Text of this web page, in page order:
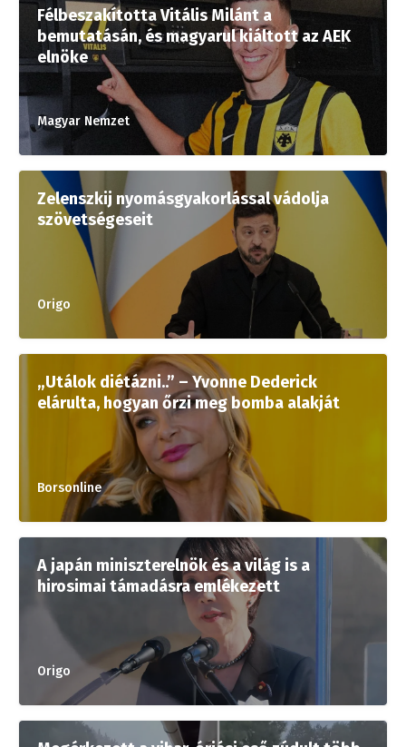
Félbeszakította Vitális Milánt a
bemutatásán, és magyarul kiáltott az AEK
elnöke
Magyar Nemzet
Zelenszkij nyomásgyakorlással vádolja
szövetségeseit
Origo
„Utálok diétázni..” – Yvonne Dederick
elárulta, hogyan őrzi meg bomba alakját
Borsonline
A japán miniszterelnök és a világ is a
hirosimai támadásra emlékezett
Origo